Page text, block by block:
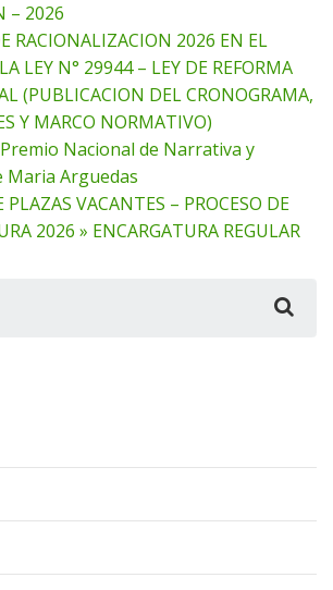
– 2026
RACIONALIZACION 2026 EN EL
LEY N° 29944 – LEY DE REFORMA
(PUBLICACION DEL CRONOGRAMA,
Y MARCO NORMATIVO)
Nacional de Narrativa y
Maria Arguedas
PLAZAS VACANTES – PROCESO DE
2026 » ENCARGATURA REGULAR